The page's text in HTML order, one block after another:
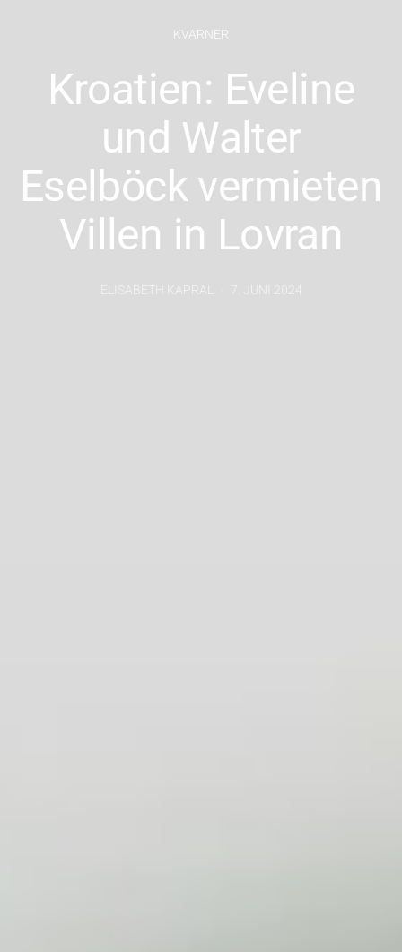
KVARNER
Kroatien: Eveline
und Walter
Eselböck vermieten
Villen in Lovran
ELISABETH KAPRAL 7. JUNI 2024